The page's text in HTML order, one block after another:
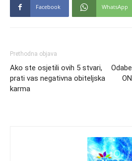
Facebook WhatsApp
Prethodna objava
Ako ste osjetili ovih 5 stvari,
prati vas negativna obiteljska
karma